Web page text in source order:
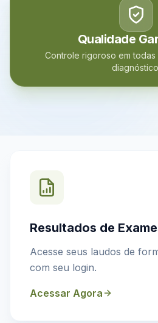
Qualidade
Controle rigoroso em
Resultados de
Acesse seus laudos de
com seu login.
Acessar Agora